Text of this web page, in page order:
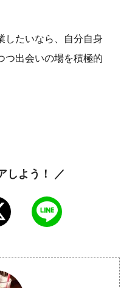
したいなら、自分自身
つ出会いの場を積極的
しよう！ ／